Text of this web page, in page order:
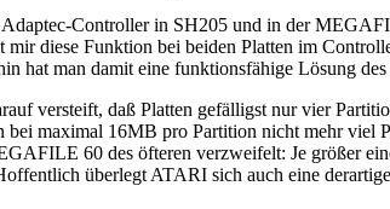
Controller in SH205 und in der
mir diese Funktion bei beiden Platten im
hat man damit eine funktionsfähige Lösung des
versteift, daß Platten gefälligst nur vier
maximal 16MB pro Partition nicht mehr viel
60 des öfteren verzweifelt: Je größer
überlegt ATARI sich auch eine